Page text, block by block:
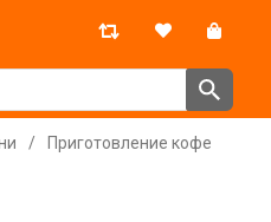
/
Приготовление кофе